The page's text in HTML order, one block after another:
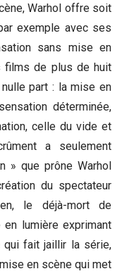
Warhol offre soit
exemple avec ses
sans mise en
films de plus de huit
part : la mise en
déterminée,
celle du vide et
a seulement
» que prône Warhol
du spectateur
le déjà-mort de
en lumière exprimant
qui fait jaillir la série,
en scène qui met